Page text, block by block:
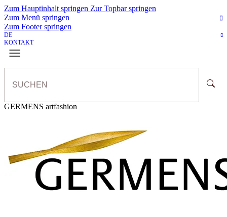
Zum Hauptinhalt springen Zur Topbar springen
Zum Menü springen
Zum Footer springen
DE
KONTAKT
GERMENS artfashion